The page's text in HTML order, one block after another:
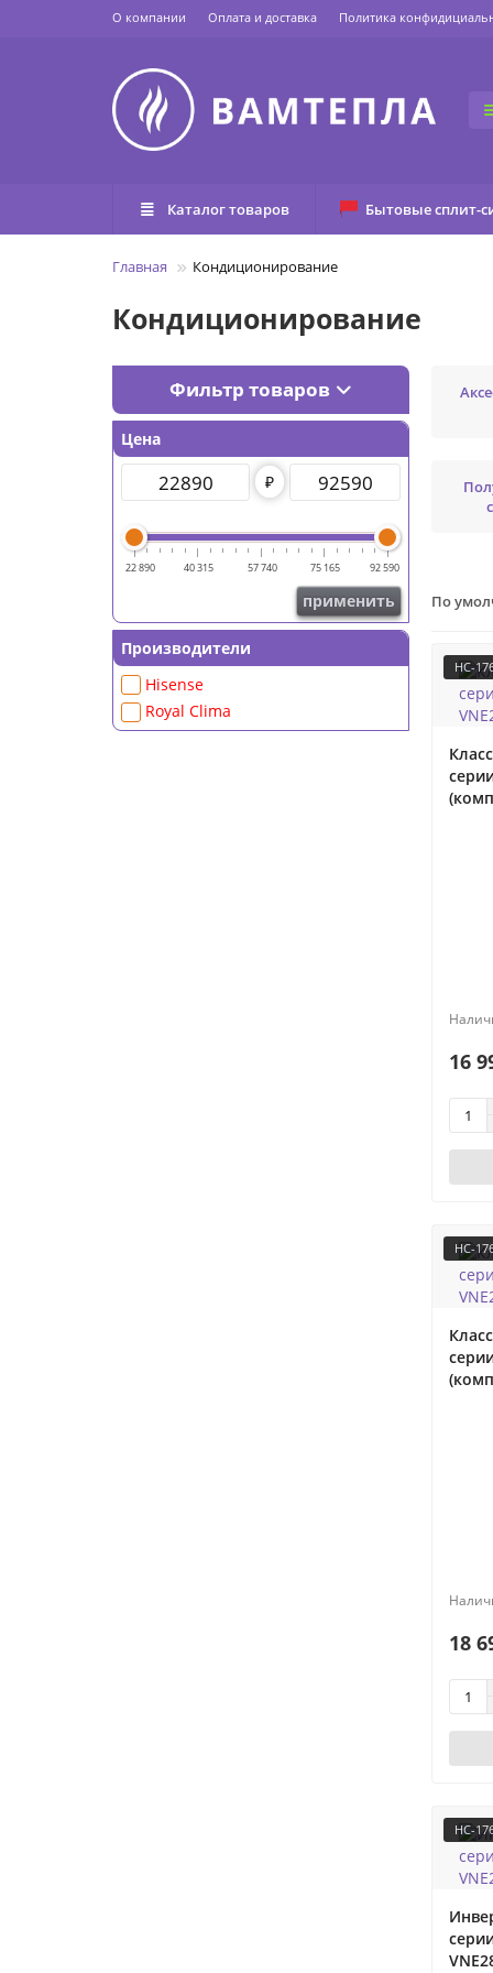
О компании Оплата и доставка Политика
Каталог товаров Бытовые сплит-
Главная Кондиционирование
Кондиционирование
Фильтр товаров
Цена
₽
22 890 40 315 57 740 75 165 92 590
применить
Производители
Hisense
Royal Clima
По
НС-
16
НС-
18
НС-